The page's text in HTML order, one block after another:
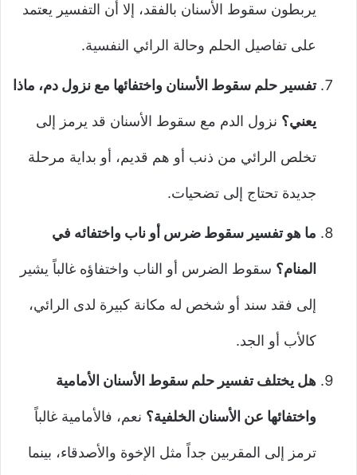
يربطون سقوط الأسنان بالفقد، إلا أن التفسير يعتمد
على تفاصيل الحلم وحالة الرائي النفسية.
تفسير حلم سقوط الأسنان واختفائها مع نزول دم، ماذا
يعني؟ نزول الدم مع سقوط الأسنان قد يرمز إلى
تخلص الرائي من ذنب أو هم قديم، أو بداية مرحلة
جديدة تحتاج إلى تضحيات.
ما هو تفسير سقوط ضرس أو ناب واختفائه في
المنام؟ سقوط الضرس أو الناب واختفاؤه غالباً يشير
إلى فقد سند أو شخص له مكانة كبيرة لدى الرائي،
كالأب أو الجد.
هل يختلف تفسير حلم سقوط الأسنان الأمامية
واختفائها عن الأسنان الخلفية؟ نعم، فالأمامية غالباً
ترمز إلى المقربين جداً مثل الإخوة والأصدقاء، بينما